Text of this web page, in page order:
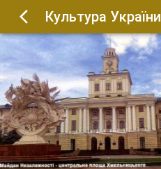
Культура України